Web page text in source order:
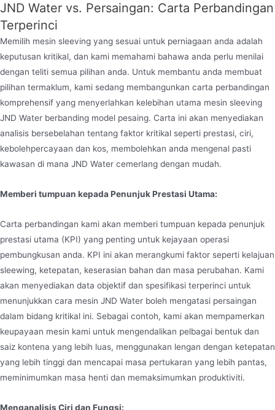
JND Water vs. Persaingan: Carta Perbandingan
Terperinci
Memilih mesin sleeving yang sesuai untuk perniagaan anda adalah
keputusan kritikal, dan kami memahami bahawa anda perlu menilai
dengan teliti semua pilihan anda. Untuk membantu anda membuat
pilihan termaklum, kami sedang membangunkan carta perbandingan
komprehensif yang menyerlahkan kelebihan utama mesin sleeving
JND Water berbanding model pesaing. Carta ini akan menyediakan
analisis bersebelahan tentang faktor kritikal seperti prestasi, ciri,
kebolehpercayaan dan kos, membolehkan anda mengenal pasti
kawasan di mana JND Water cemerlang dengan mudah.
Memberi tumpuan kepada Penunjuk Prestasi Utama:
Carta perbandingan kami akan memberi tumpuan kepada penunjuk
prestasi utama (KPI) yang penting untuk kejayaan operasi
pembungkusan anda. KPI ini akan merangkumi faktor seperti kelajuan
sleewing, ketepatan, keserasian bahan dan masa perubahan. Kami
akan menyediakan data objektif dan spesifikasi terperinci untuk
menunjukkan cara mesin JND Water boleh mengatasi persaingan
dalam bidang kritikal ini. Sebagai contoh, kami akan mempamerkan
keupayaan mesin kami untuk mengendalikan pelbagai bentuk dan
saiz kontena yang lebih luas, menggunakan lengan dengan ketepatan
yang lebih tinggi dan mencapai masa pertukaran yang lebih pantas,
meminimumkan masa henti dan memaksimumkan produktiviti.
Menganalisis Ciri dan Fungsi: